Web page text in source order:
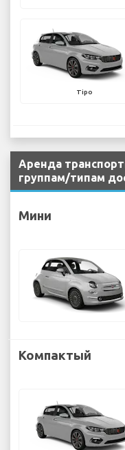
Tipo
Аренда
группам/типам
Мини
Компактый